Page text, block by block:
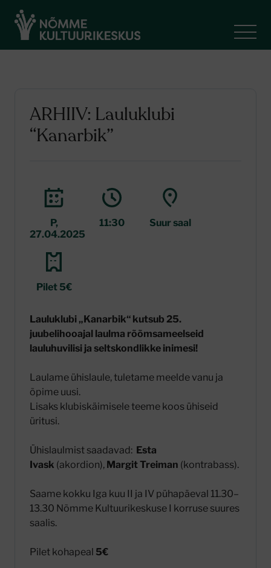
ARHIIV: Lauluklubi
“Kanarbik”
P,
27.04.2025
11:30 Suur saal
Pilet 5€
Lauluklubi „Kanarbik“ kutsub 25.
juubelihooajal laulma rõõmsameelseid
lauluhuvilisi ja seltskondlikke inimesi!
Laulame ühislaule, tuletame meelde vanu ja
õpime uusi.
Lisaks klubiskäimisele teeme koos ühiseid
üritusi.
Ühislaulmist saadavad: Esta
Ivask (akordion), Margit Treiman (kontrabass).
Saame kokku Iga kuu II ja IV pühapäeval 11.30–
13.30 Nõmme Kultuurikeskuse I korruse suures
saalis.
Pilet kohapeal 5€